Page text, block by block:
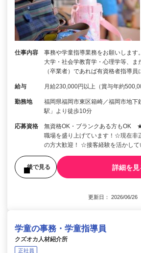
仕事内容
事務や学童指導業務をお願いします
大学・社会学教育学・心理学等、ま
（卒業者）であれば有資格者指導員
給与 月給230,000円以上（賞与年約
勤務地
福岡県福岡市東区箱崎／福岡市地下
駅」より徒歩10分
応募資格
無資格OK・ブランクある方もOK
職場を盛り上げています！☆現在非
の方大歓迎！ ☆接客経験を活かして
後で見る 詳細を見
更新日： 2026/06/
学童の事務・学童指導員
クズオカ人材紹介所
正社員